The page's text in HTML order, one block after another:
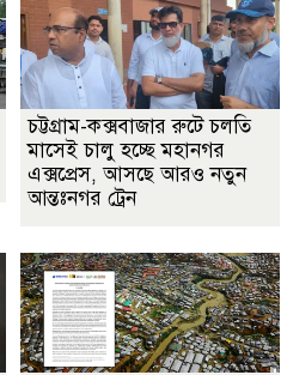
চট্টগ্রাম-কক্সবাজার রুটে চলতি
মাসেই চালু হচ্ছে মহানগর
এক্সপ্রেস, আসছে আরও নতুন
আন্তঃনগর ট্রেন